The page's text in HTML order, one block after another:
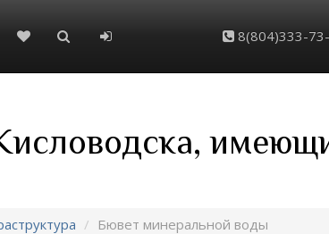
8(804)333-
Бювет минеральной воды